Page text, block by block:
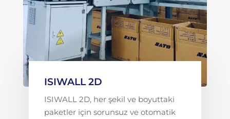
ISIWALL 2D
ISIWALL 2D, her şekil ve boyuttaki
paketler için sorunsuz ve otomatik